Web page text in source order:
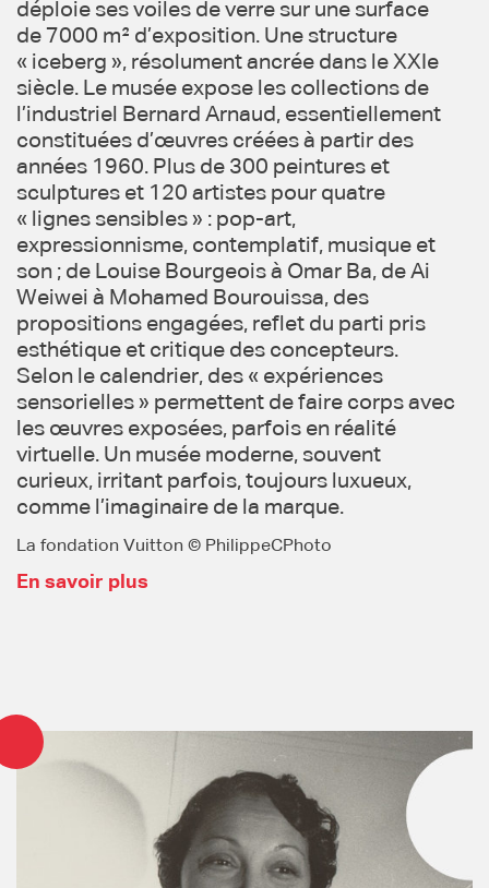
déploie ses voiles de verre sur une surface
de 7000 m² d’exposition. Une structure
« iceberg », résolument ancrée dans le XXIe
siècle. Le musée expose les collections de
l’industriel Bernard Arnaud, essentiellement
constituées d’œuvres créées à partir des
années 1960. Plus de 300 peintures et
sculptures et 120 artistes pour quatre
« lignes sensibles » : pop-art,
expressionnisme, contemplatif, musique et
son ; de Louise Bourgeois à Omar Ba, de Ai
Weiwei à Mohamed Bourouissa, des
propositions engagées, reflet du parti pris
esthétique et critique des concepteurs.
Selon le calendrier, des « expériences
sensorielles » permettent de faire corps avec
les œuvres exposées, parfois en réalité
virtuelle. Un musée moderne, souvent
curieux, irritant parfois, toujours luxueux,
comme l’imaginaire de la marque.
La fondation Vuitton © PhilippeCPhoto
En savoir plus